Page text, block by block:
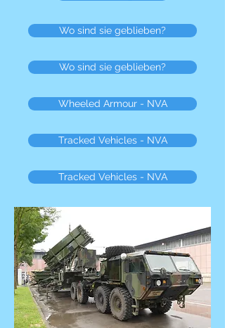
Wo sind sie geblieben?
Wo sind sie geblieben?
Wheeled Armour - NVA
Tracked Vehicles - NVA
Tracked Vehicles - NVA